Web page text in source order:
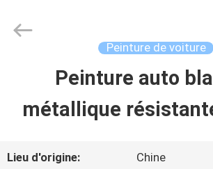
APERÇU
Meklon
Peinture de voiture
Peinture auto
métallique
Lieu d'origine: Chine